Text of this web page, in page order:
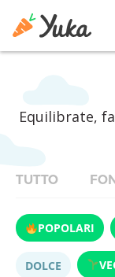
Equilibrate,
TUTTO
POPOLARI
DOLCE